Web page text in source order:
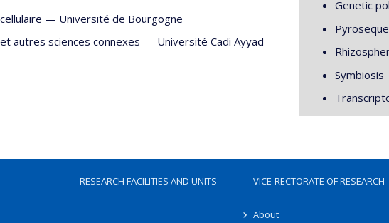
— Université de Bourgogne
autres sciences connexes — Université Cadi Ayyad
Genetic
Symbiosis
RESEARCH FACILITIES AND UNITS VICE-RECTORATE OF RESEARCH
About